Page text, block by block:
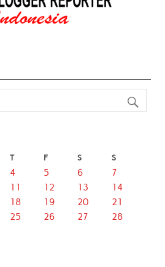
T F S S
4 5 6
7
11 12 13
14
18 19 20
21
25 26 27
28